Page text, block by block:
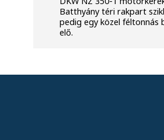
Batthyány téri rakpart
pedig egy közel féltonnás
elő.